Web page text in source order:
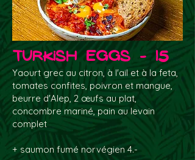
Turkish Eggs - 15
Yaourt grec au citron, à l'ail et à la feta,
tomates confites, poivron et mangue,
beurre d'Alep, 2 œufs au plat,
concombre mariné, pain au levain
complet
+ saumon fumé norvégien 4.-